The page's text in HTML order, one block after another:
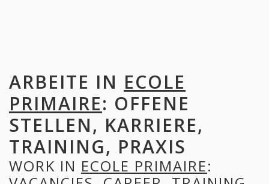
ARBEITE IN ECOLE
PRIMAIRE: OFFENE
STELLEN, KARRIERE,
TRAINING, PRAXIS
WORK IN ECOLE PRIMAIRE: